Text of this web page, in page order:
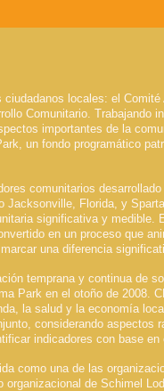
locales: el
Comunitario.
importantes de la
un fondo programático
comunitarios
Jacksonville, Florida, y
significativa y
en un proceso que
una diferencia
temprana y continua de
Park en el otoño de 2008.
la salud y la economía
considerando
indicadores con base
como una de las
organizacional de Schimel